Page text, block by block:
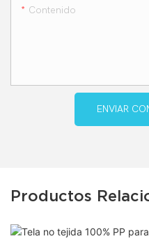
Contenido
ENVIAR
Productos